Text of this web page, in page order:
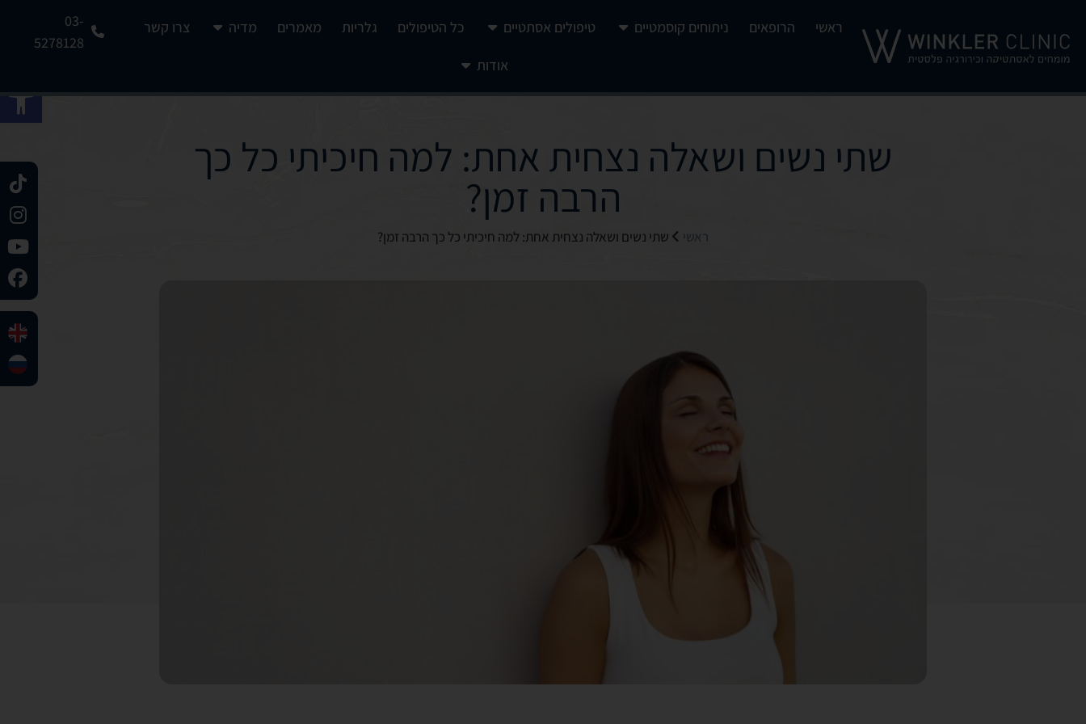
ראשי הרופאים ניתוחים קוסמטיים טיפולים אסתטיים כל הטיפולים גלריות מאמרים מדיה צרו קשר
אודות
03-
5278128
שתי נשים ושאלה נצחית אחת: למה חיכיתי כל כך
הרבה זמן?
ראשי שתי נשים ושאלה נצחית אחת: למה חיכיתי כל כך הרבה זמן?